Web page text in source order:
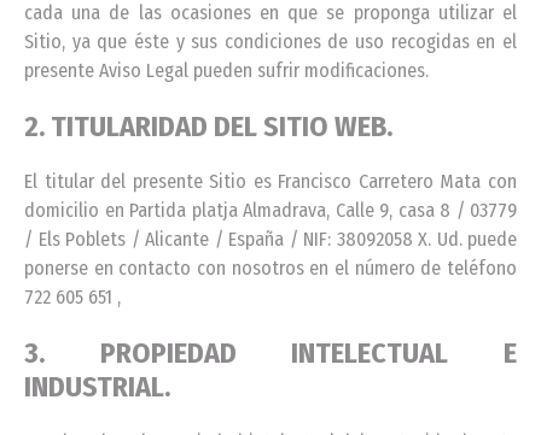
cada una de las ocasiones en que se proponga utilizar el
Sitio, ya que éste y sus condiciones de uso recogidas en el
presente Aviso Legal pueden sufrir modificaciones.
2. TITULARIDAD DEL SITIO WEB.
El titular del presente Sitio es Francisco Carretero Mata con
domicilio en Partida platja Almadrava, Calle 9, casa 8 / 03779
/ Els Poblets / Alicante / España / NIF: 38092058 X. Ud. puede
ponerse en contacto con nosotros en el número de teléfono
722 605 651 ,
3. PROPIEDAD INTELECTUAL E
INDUSTRIAL.